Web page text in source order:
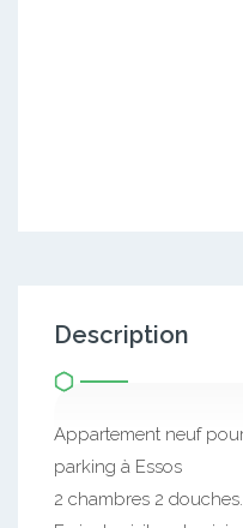
Description
Appartement neuf
parking à Essos
2 chambres 2 douches.